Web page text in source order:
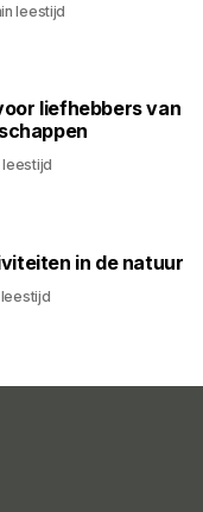
leestijd
liefhebbers van
leestijd
in de natuur
leestijd